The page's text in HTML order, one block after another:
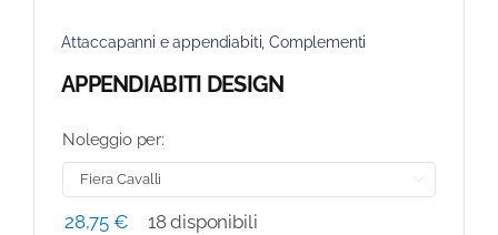
Attaccapanni e appendiabiti ,Complementi
APPENDIABITI DESIGN
Noleggio per:
28,75 € 18 disponibili